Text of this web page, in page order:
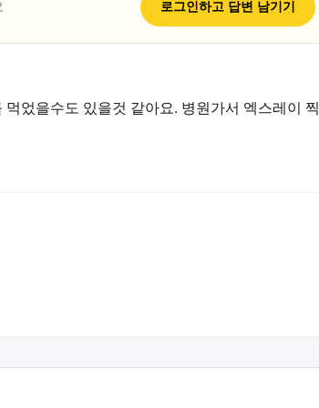
로그인하고 답변 남기기
었을수도 있을것 같아요. 병원가서 엑스레이 찍